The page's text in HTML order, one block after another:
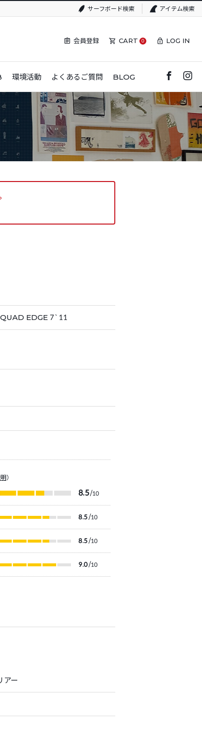
サーフボード検索 アイテム検索
会員登録 CART 0 LOG IN
環境活動 よくあるご質問 BLOG
EDGE 7`11
）
8.5/10
8.5/10
8.5/10
9.0/10
アー